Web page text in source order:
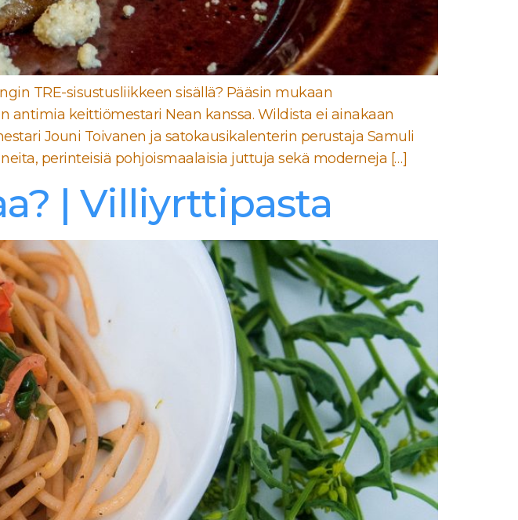
TRE-sisustusliikkeen sisällä? Pääsin mukaan
keittiömestari Nean kanssa. Wildista ei ainakaan
Jouni Toivanen ja satokausikalenterin perustaja Samuli
perinteisiä pohjoismaalaisia juttuja sekä moderneja […]
| Villiyrttipasta